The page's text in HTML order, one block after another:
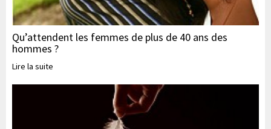
Qu’attendent les femmes de plus de 40 ans des
hommes ?
Lire la suite